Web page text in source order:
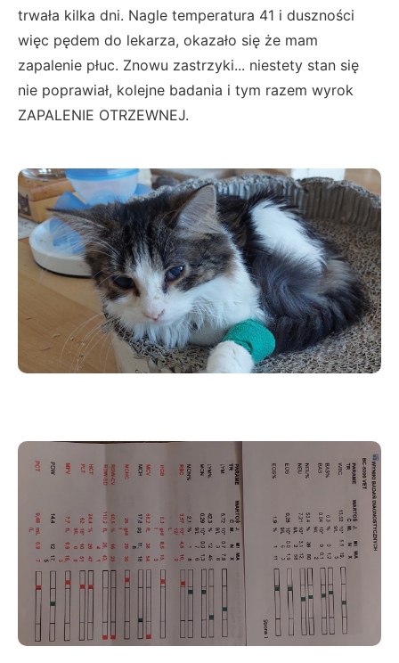
trwała kilka dni. Nagle temperatura 41 i duszności
więc pędem do lekarza, okazało się że mam
zapalenie płuc. Znowu zastrzyki... niestety stan się
nie poprawiał, kolejne badania i tym razem wyrok
ZAPALENIE OTRZEWNEJ.